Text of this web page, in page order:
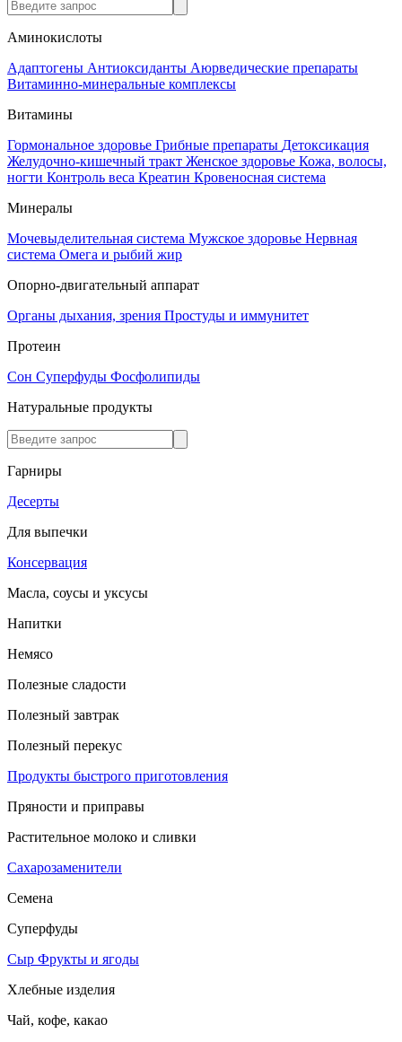
Аминокислоты
Адаптогены Антиоксиданты Аюрведические препараты
Витаминно-минеральные комплексы
Витамины
Гормональное здоровье Грибные препараты Детоксикация
Желудочно-кишечный тракт Женское здоровье Кожа, волосы,
ногти Контроль веса Креатин Кровеносная система
Минералы
Мочевыделительная система Мужское здоровье Нервная
система Омега и рыбий жир
Опорно-двигательный аппарат
Органы дыхания, зрения Простуды и иммунитет
Протеин
Сон Суперфуды Фосфолипиды
Натуральные продукты
Гарниры
Десерты
Для выпечки
Консервация
Масла, соусы и уксусы
Напитки
Немясо
Полезные сладости
Полезный завтрак
Полезный перекус
Продукты быстрого приготовления
Пряности и приправы
Растительное молоко и сливки
Сахарозаменители
Семена
Суперфуды
Сыр Фрукты и ягоды
Хлебные изделия
Чай, кофе, какао